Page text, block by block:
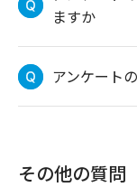
ますか
アンケート
その他の質問